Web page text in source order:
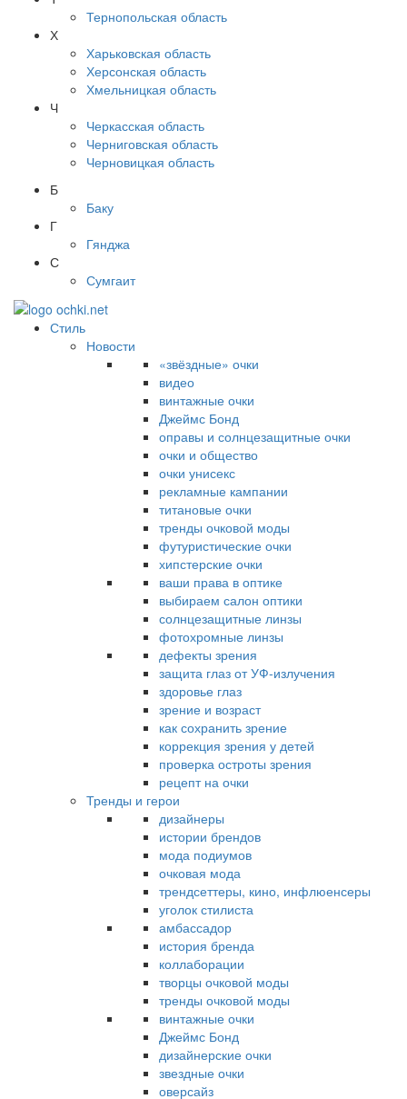
Тернопольская область
Х
Харьковская область
Херсонская область
Хмельницкая область
Ч
Черкасская область
Черниговская область
Черновицкая область
Б
Баку
Г
Гянджа
С
Сумгаит
Стиль
Новости
«звёздные» очки
видео
винтажные очки
Джеймс Бонд
оправы и солнцезащитные очки
очки и общество
очки унисекс
рекламные кампании
титановые очки
тренды очковой моды
футуристические очки
хипстерские очки
ваши права в оптике
выбираем салон оптики
солнцезащитные линзы
фотохромные линзы
дефекты зрения
защита глаз от УФ-излучения
здоровье глаз
зрение и возраст
как сохранить зрение
коррекция зрения у детей
проверка остроты зрения
рецепт на очки
Тренды и герои
дизайнеры
истории брендов
мода подиумов
очковая мода
трендсеттеры, кино, инфлюенсеры
уголок стилиста
амбассадор
история бренда
коллаборации
творцы очковой моды
тренды очковой моды
винтажные очки
Джеймс Бонд
дизайнерские очки
звездные очки
оверсайз